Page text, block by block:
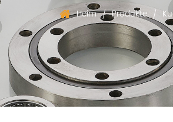
Heim / Produkte /